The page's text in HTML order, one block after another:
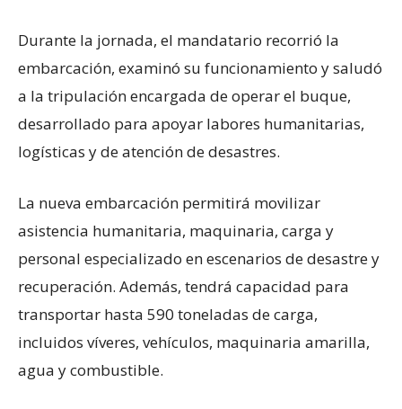
Durante la jornada, el mandatario recorrió la
embarcación, examinó su funcionamiento y saludó
a la tripulación encargada de operar el buque,
desarrollado para apoyar labores humanitarias,
logísticas y de atención de desastres.
La nueva embarcación permitirá movilizar
asistencia humanitaria, maquinaria, carga y
personal especializado en escenarios de desastre y
recuperación. Además, tendrá capacidad para
transportar hasta 590 toneladas de carga,
incluidos víveres, vehículos, maquinaria amarilla,
agua y combustible.